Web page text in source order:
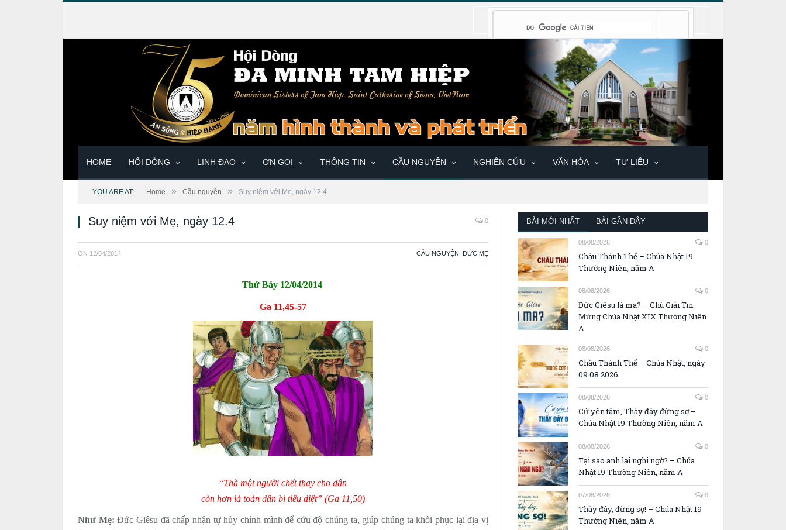
HOME HỘI DÒNG LINH ĐẠO ƠN GỌI THÔNG TIN CẦU NGUYỆN NGHIÊN CỨU VĂN HÓA TƯ LIỆU
YOU ARE AT: Home » Cầu nguyện » Suy niệm với Mẹ, ngày 12.4
Suy niệm với Mẹ, ngày 12.4 0
ON 12/04/2014 CẦU NGUYỆN ĐỨC MẸ
Thứ Bảy 12/04/2014
Ga 11,45-57
“Thà một người chết thay cho dân
còn hơn là toàn dân bị tiêu diệt” (Ga 11,50)
Như Mẹ: Đức Giêsu đã chấp nhận tự hủy chính mình để cứu độ chúng ta, giúp chúng ta khôi phục lại địa vị
BÀI MỚI NHẤT BÀI GẦN ĐÂY
08/08/2026 0
Chầu Thánh Thể – Chúa Nhật 19
Thường Niên, năm A
08/08/2026 0
Đức Giêsu là ma? – Chú Giải Tin
Mừng Chúa Nhật XIX Thường Niên
A
08/08/2026 0
Chầu Thánh Thể – Chúa Nhật, ngày
09.08.2026
08/08/2026 0
Cứ yên tâm, Thầy đây đừng sợ –
Chúa Nhật 19 Thường Niên, năm A
08/08/2026 0
Tại sao anh lại nghi ngờ? – Chúa
Nhật 19 Thường Niên, năm A
07/08/2026 0
Thầy đây, đừng sợ! – Chúa Nhật 19
Thường Niên, năm A